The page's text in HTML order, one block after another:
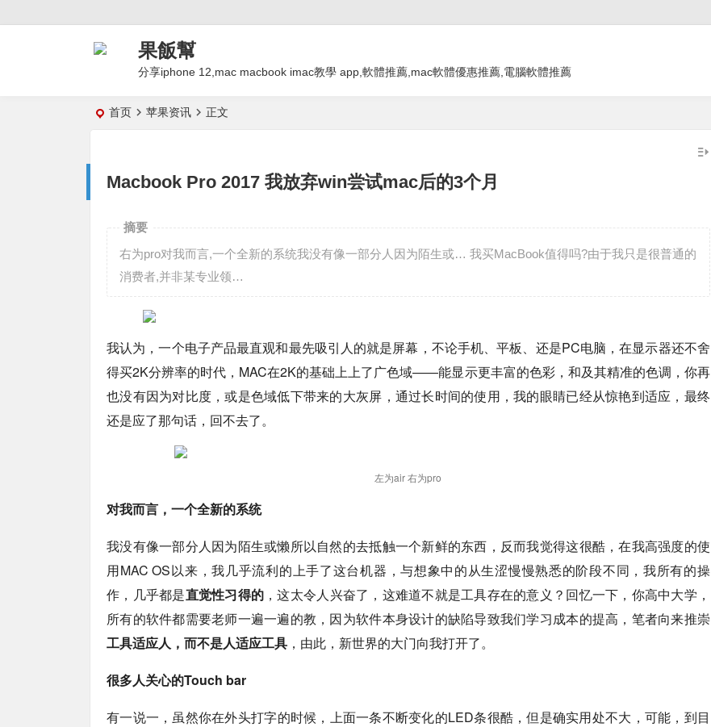
果飯幫
分享iphone 12,mac macbook imac教學 app,軟體推薦,mac軟體優惠推薦,電腦軟體推薦
首页 苹果资讯 正文
Macbook Pro 2017 我放弃win尝试mac后的3个月
摘要
右为pro对我而言,一个全新的系统我没有像一部分人因为陌生或… 我买MacBook值得吗?由于我只是很普通的
消费者,并非某专业领…
我认为，一个电子产品最直观和最先吸引人的就是屏幕，不论手机、平板、还是PC电脑，在显示器还不舍
得买2K分辨率的时代，MAC在2K的基础上上了广色域——能显示更丰富的色彩，和及其精准的色调，你再
也没有因为对比度，或是色域低下带来的大灰屏，通过长时间的使用，我的眼睛已经从惊艳到适应，最终
还是应了那句话，回不去了。
左为air 右为pro
对我而言，一个全新的系统
我没有像一部分人因为陌生或懒所以自然的去抵触一个新鲜的东西，反而我觉得这很酷，在我高强度的使
用MAC OS以来，我几乎流利的上手了这台机器，与想象中的从生涩慢慢熟悉的阶段不同，我所有的操
作，几乎都是直觉性习得的 ，这太令人兴奋了，这难道不就是工具存在的意义？回忆一下，你高中大学，
所有的软件都需要老师一遍一遍的教，因为软件本身设计的缺陷导致我们学习成本的提高，笔者向来推崇
工具适应人，而不是人适应工具 ，由此，新世界的大门向我打开了。
很多人关心的Touch bar
有一说一，虽然你在外头打字的时候，上面一条不断变化的LED条很酷，但是确实用处不大，可能，到目